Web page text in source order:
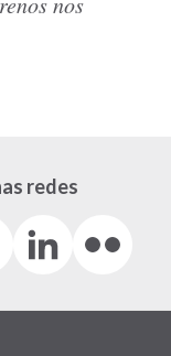
redes
LinkedIn
(link
em
(link
em